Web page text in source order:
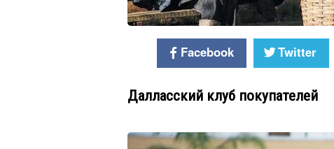
Facebook Twitter
Далласский клуб покупателей